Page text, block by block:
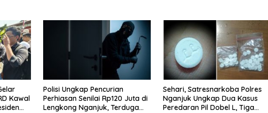
Kawal
Polisi Ungkap Pencurian
Perhiasan Senilai Rp120 Juta di
Lengkong Nganjuk, Terduga
Sehari, Satresnarkoba Polres
Nganjuk Ungkap Dua Kasus
Peredaran Pil Dobel L, Tiga